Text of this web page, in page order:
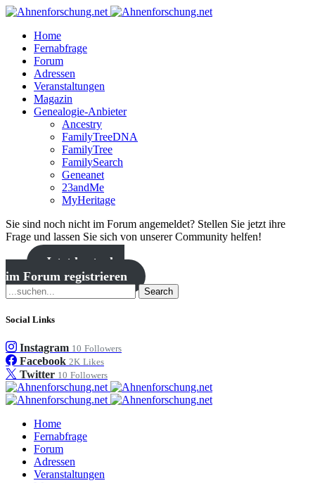
Home
Fernabfrage
Forum
Adressen
Veranstaltungen
Magazin
Genealogie-Anbieter
Ancestry
FamilyTreeDNA
FamilyTree
FamilySearch
Geneanet
23andMe
MyHeritage
Sie sind noch nicht im Forum angemeldet? Stellen Sie jetzt ihre
Frage und lassen Sie sich von unserer Community helfen!
Jetzt kostenlos
im Forum registrieren
Search
Social Links
Instagram 10 Followers
Facebook 2K Likes
Twitter 10 Followers
Home
Fernabfrage
Forum
Adressen
Veranstaltungen